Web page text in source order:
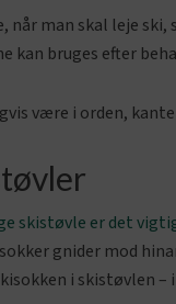
man skal leje ski,
kan bruges efter
være i orden,
skistøvle er det
gnider mod
i skistøvlen